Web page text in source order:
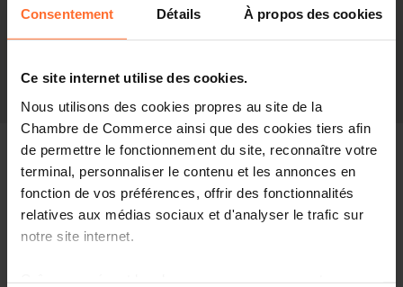
Consentement Détails À propos des cookies
Ce site internet utilise des cookies.
Nous utilisons des cookies propres au site de la
Chambre de Commerce ainsi que des cookies tiers afin
de permettre le fonctionnement du site, reconnaître votre
terminal, personnaliser le contenu et les annonces en
fonction de vos préférences, offrir des fonctionnalités
relatives aux médias sociaux et d'analyser le trafic sur
notre site internet.
In the press